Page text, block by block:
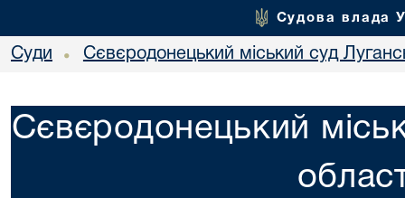
Судова влада
Суди • Сєвєродонецький міський суд
Сєвєродонецький